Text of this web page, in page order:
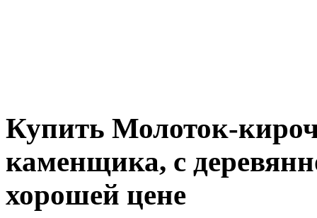
Купить Молоток-
каменщика, с
хорошей цене